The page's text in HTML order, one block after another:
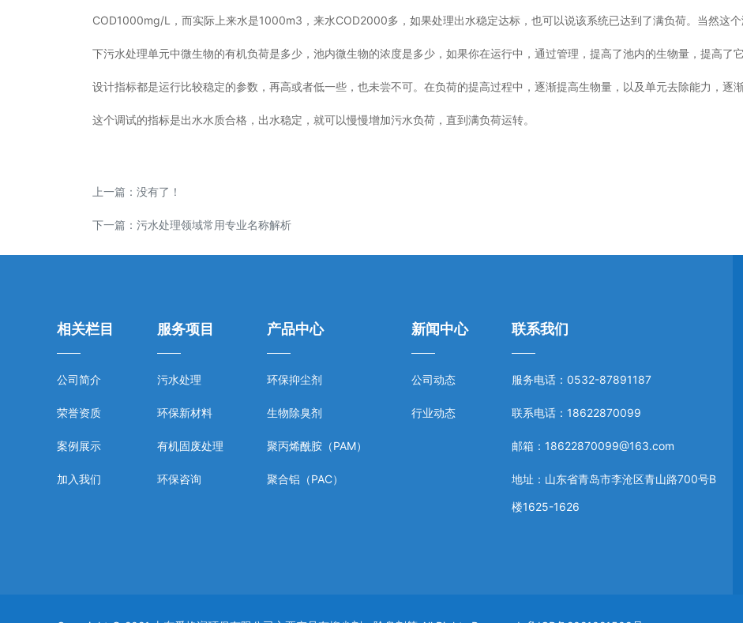
COD1000mg/L，而实际上来水是1000m3，来水COD2000多，如果处理出水稳定达标，也可以说该系统已达到了满负荷。当然这
下污水处理单元中微生物的有机负荷是多少，池内微生物的浓度是多少，如果你在运行中，通过管理，提高了池内的生物量，提高了
设计指标都是运行比较稳定的参数，再高或者低一些，也未尝不可。在负荷的提高过程中，逐渐提高生物量，以及单元去除能力，逐
这个调试的指标是出水水质合格，出水稳定，就可以慢慢增加污水负荷，直到满负荷运转。
上一篇：没有了！
下一篇： 污水处理领域常用专业名称解析
相关栏目
公司简介
荣誉资质
案例展示
加入我们
服务项目
污水处理
环保新材料
有机固废处理
环保咨询
产品中心
环保抑尘剂
生物除臭剂
聚丙烯酰胺（PAM）
聚合铝（PAC）
新闻中心
公司动态
行业动态
联系我们
服务电话：0532-87891187
联系电话：18622870099
邮箱：18622870099@163.com
地址：山东省青岛市李沧区青山路700号B
楼1625-1626